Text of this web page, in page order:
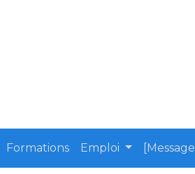
Formations Emploi